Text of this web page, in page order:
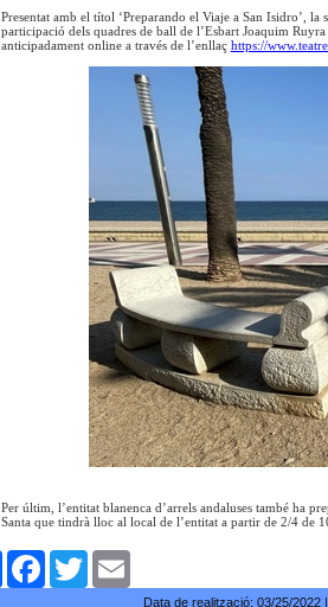
Presentat amb el títol ‘Preparando el Viaje a San Isidro’, la
participació dels quadres de ball de l’Esbart Joaquim
anticipadament online a través de l’enllaç https://
Per últim, l’entitat blanenca d’arrels andaluses també ha
Santa que tindrà lloc al local de l’entitat a partir de 2/4 de
ComparteixFacebookTwitter
Data de realització: 03/25/2022